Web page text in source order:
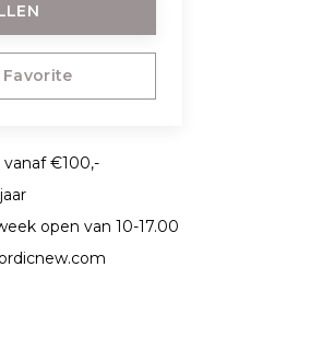
Favorite
€100,-
open van 10-17.00